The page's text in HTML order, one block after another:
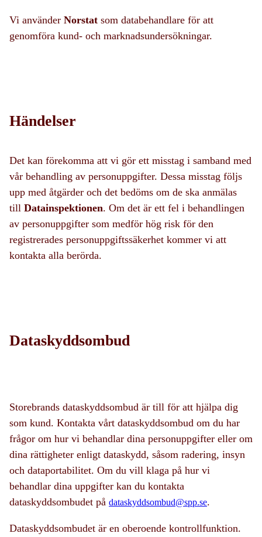
Vi använder Norstat som databehandlare för att
genomföra kund- och marknadsundersökningar.
Händelser
Det kan förekomma att vi gör ett misstag i samband med
vår behandling av personuppgifter. Dessa misstag följs
upp med åtgärder och det bedöms om de ska anmälas
till Datainspektionen. Om det är ett fel i behandlingen
av personuppgifter som medför hög risk för den
registrerades personuppgiftssäkerhet kommer vi att
kontakta alla berörda.
Dataskyddsombud
Storebrands dataskyddsombud är till för att hjälpa dig
som kund. Kontakta vårt dataskyddsombud om du har
frågor om hur vi behandlar dina personuppgifter eller om
dina rättigheter enligt dataskydd, såsom radering, insyn
och dataportabilitet. Om du vill klaga på hur vi
behandlar dina uppgifter kan du kontakta
dataskyddsombudet på dataskyddsombud@spp.se.
Dataskyddsombudet är en oberoende kontrollfunktion.